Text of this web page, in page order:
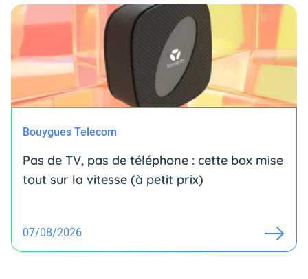
Bouygues Telecom
Pas de TV, pas de téléphone : cette box mise
tout sur la vitesse (à petit prix)
07/08/2026